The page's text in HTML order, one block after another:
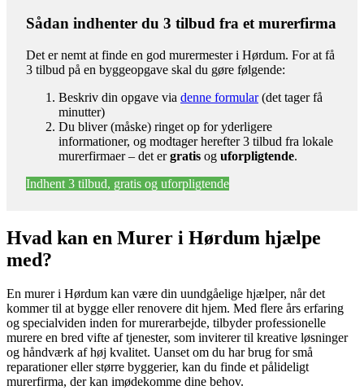
Sådan indhenter du 3 tilbud fra et murerfirma
Det er nemt at finde en god murermester i Hørdum. For at få
3 tilbud på en byggeopgave skal du gøre følgende:
Beskriv din opgave via denne formular(det tager få
minutter)
Du bliver (måske) ringet op for yderligere
informationer, og modtager herefter 3 tilbud fra lokale
murerfirmaer – det ergratis og uforpligtende.
Indhent 3 tilbud, gratis og uforpligtende
Hvad kan en Murer i Hørdum hjælpe
med?
En murer i Hørdum kan være din uundgåelige hjælper, når det
kommer til at bygge eller renovere dit hjem. Med flere års erfaring
og specialviden inden for murerarbejde, tilbyder professionelle
murere en bred vifte af tjenester, som inviterer til kreative løsninger
og håndværk af høj kvalitet. Uanset om du har brug for små
reparationer eller større byggerier, kan du finde et pålideligt
murerfirma, der kan imødekomme dine behov.